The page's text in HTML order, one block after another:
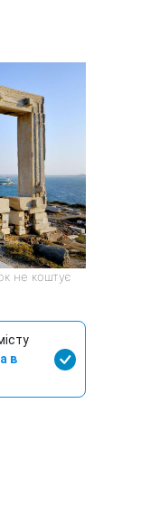
не коштує
в